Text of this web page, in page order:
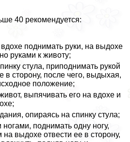
40 рекомендуется:
поднимать руки, на выдохе
руками к животу;
стула, приподнимать рукой
в сторону, после чего, выдыхая,
положение;
выпячивать его на вдохе и
опираясь на спинку стула;
поднимать одну ногу,
на выдохе отвести ее в сторону,